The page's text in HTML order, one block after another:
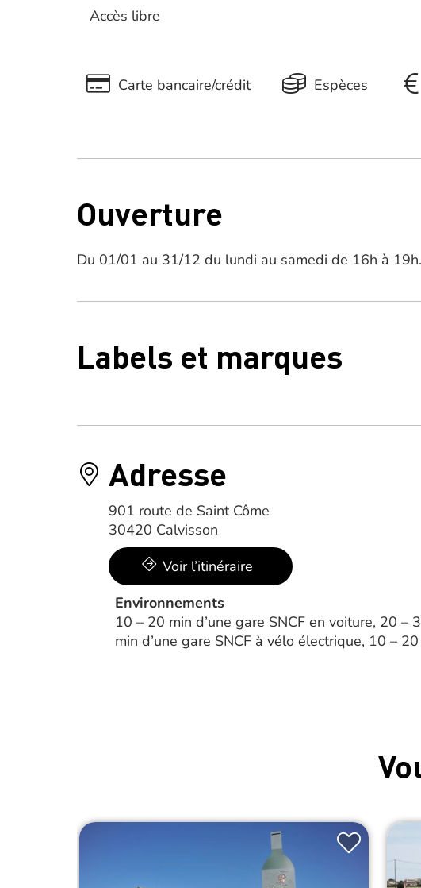
Accès libre
Carte bancaire/crédit Espèces
Ouverture
Du 01/01 au 31/12 du lundi au samedi de 16h à 19h.
Labels et marques
Adresse
901 route de Saint Côme
30420 Calvisson
Voir l’itinéraire
Environnements
10 – 20 min d’une gare SNCF en voiture, 20 –
min d’une gare SNCF à vélo électrique, 10 –